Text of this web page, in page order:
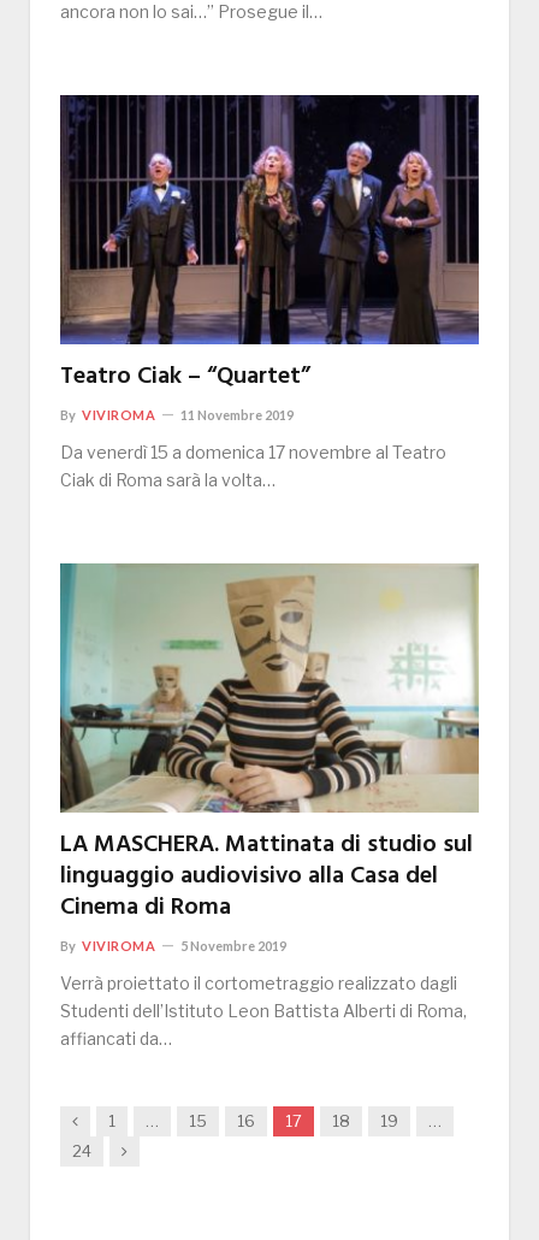
ancora non lo sai…” Prosegue il…
Teatro Ciak – “Quartet”
By VIVIROMA 11 Novembre 2019
Da venerdì 15 a domenica 17 novembre al Teatro
Ciak di Roma sarà la volta…
LA MASCHERA. Mattinata di studio sul
linguaggio audiovisivo alla Casa del
Cinema di Roma
By VIVIROMA 5 Novembre 2019
Verrà proiettato il cortometraggio realizzato dagli
Studenti dell’Istituto Leon Battista Alberti di Roma,
affiancati da…
Previous
1 … 15 16 17 18 19
…
24
Next